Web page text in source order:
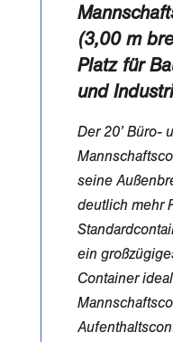
(3,00 m
Platz für
und
Der 20’ Büro-
seine
deutlich mehr
ein
Container